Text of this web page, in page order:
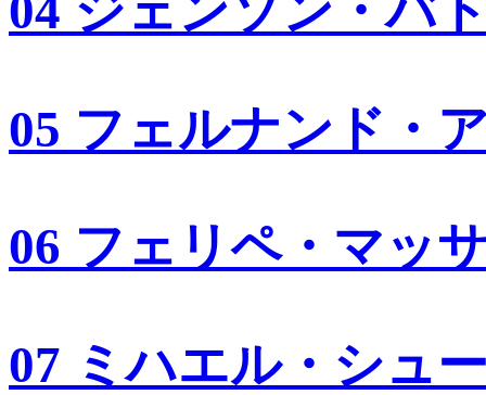
05 フェルナンド・
06 フェリペ・マッ
07 ミハエル・シュ